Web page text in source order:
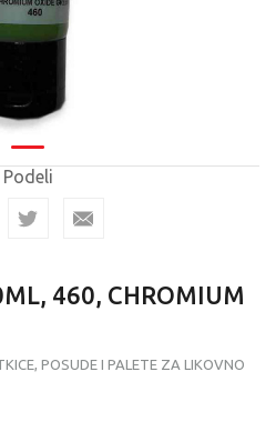
Podeli
460, CHROMIUM
POSUDE I PALETE ZA LIKOVNO